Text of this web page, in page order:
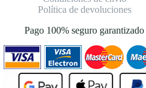
Política de devoluciones
Pago 100% seguro garantizado